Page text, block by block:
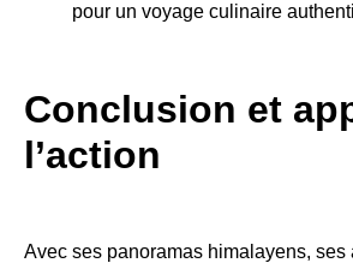
pour un voyage culinaire
Conclusion et
l’action
Avec ses panoramas himalayens,